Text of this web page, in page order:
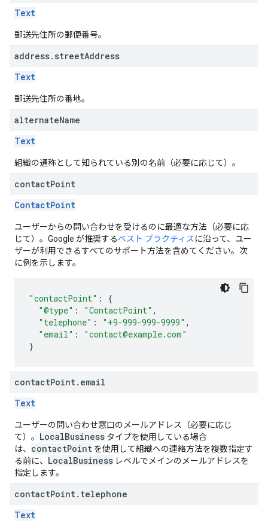
Text
郵送先住所の郵便番号。
address. streetAddress
Text
郵送先住所の番地。
alternateName
Text
組織の通称として知られている別の名前（必要に応じて）。
contactPoint
ContactPoint
ユーザーからの問い合わせを受けるのに最適な方法（必要に応
じて）。Google が推奨するベスト プラクティス に沿って、ユー
ザーが利用できるすべてのサポート方法を含めてください。次
に例を示します。
"contactPoint" :
{
"@type" : "ContactPoint" ,
"telephone" : "+9-999-999-9999" ,
"email" :
"contact@example.com"
}
contactPoint. email
Text
ユーザーの問い合わせ窓口のメールアドレス（必要に応じ
て）。 LocalBusiness タイプを使用している場合
は、 contactPoint を使用して組織への連絡方法を複数指定す
る前に、 LocalBusiness レベルでメインのメールアドレスを
指定します。
contactPoint. telephone
Text